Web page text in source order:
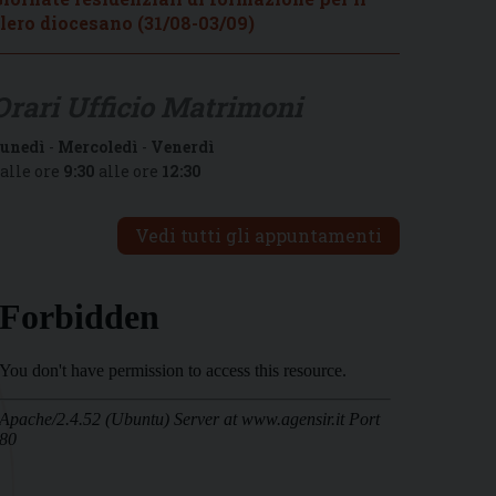
diocesano (31/08-03/09)
- Mercoledì - Venerdì
ore 9:30 alle ore 12:30
Vedi tutti gli appuntamenti